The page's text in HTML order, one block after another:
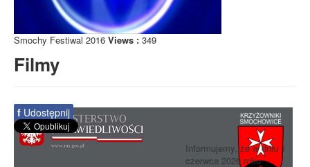
Smochy Festiwal 2016 Views : 349
Filmy
f Udostępnij
Informujemy, że w dniu 1
czerwca 2026 roku